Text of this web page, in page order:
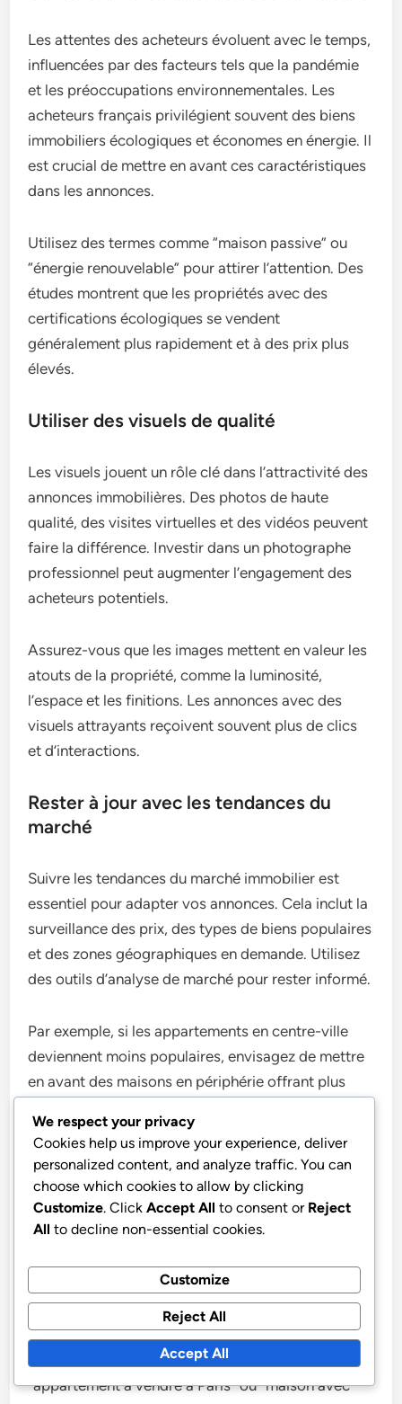
Les attentes des acheteurs évoluent avec le temps,
influencées par des facteurs tels que la pandémie
et les préoccupations environnementales. Les
acheteurs français privilégient souvent des biens
immobiliers écologiques et économes en énergie. Il
est crucial de mettre en avant ces caractéristiques
dans les annonces.
Utilisez des termes comme “maison passive” ou
“énergie renouvelable” pour attirer l’attention. Des
études montrent que les propriétés avec des
certifications écologiques se vendent
généralement plus rapidement et à des prix plus
élevés.
Utiliser des visuels de qualité
Les visuels jouent un rôle clé dans l’attractivité des
annonces immobilières. Des photos de haute
qualité, des visites virtuelles et des vidéos peuvent
faire la différence. Investir dans un photographe
professionnel peut augmenter l’engagement des
acheteurs potentiels.
Assurez-vous que les images mettent en valeur les
atouts de la propriété, comme la luminosité,
l’espace et les finitions. Les annonces avec des
visuels attrayants reçoivent souvent plus de clics
et d’interactions.
Rester à jour avec les tendances du
marché
Suivre les tendances du marché immobilier est
essentiel pour adapter vos annonces. Cela inclut la
surveillance des prix, des types de biens populaires
et des zones géographiques en demande. Utilisez
des outils d’analyse de marché pour rester informé.
Par exemple, si les appartements en centre-ville
deviennent moins populaires, envisagez de mettre
en avant des maisons en périphérie offrant plus
fonction des données du marché pour maximiser
l’impact de vos annonces.
Optimiser le contenu pour le
référencement
Le référencement (SEO) est crucial pour
augmenter la visibilité de vos annonces
immobilières en ligne. Utilisez des mots-clés
pertinents liés à l’immobilier en France, comme
“appartement à vendre à Paris” ou “maison avec
We respect your privacy
Cookies help us improve your experience, deliver
personalized content, and analyze traffic. You can
choose which cookies to allow by clicking
Customize. Click Accept All to consent or Reject
All to decline non-essential cookies.
Customize
Reject All
Accept All